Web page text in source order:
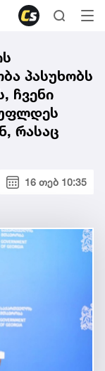
პასუხობს
ჩვენი
რასაც
16 თებ 10:35